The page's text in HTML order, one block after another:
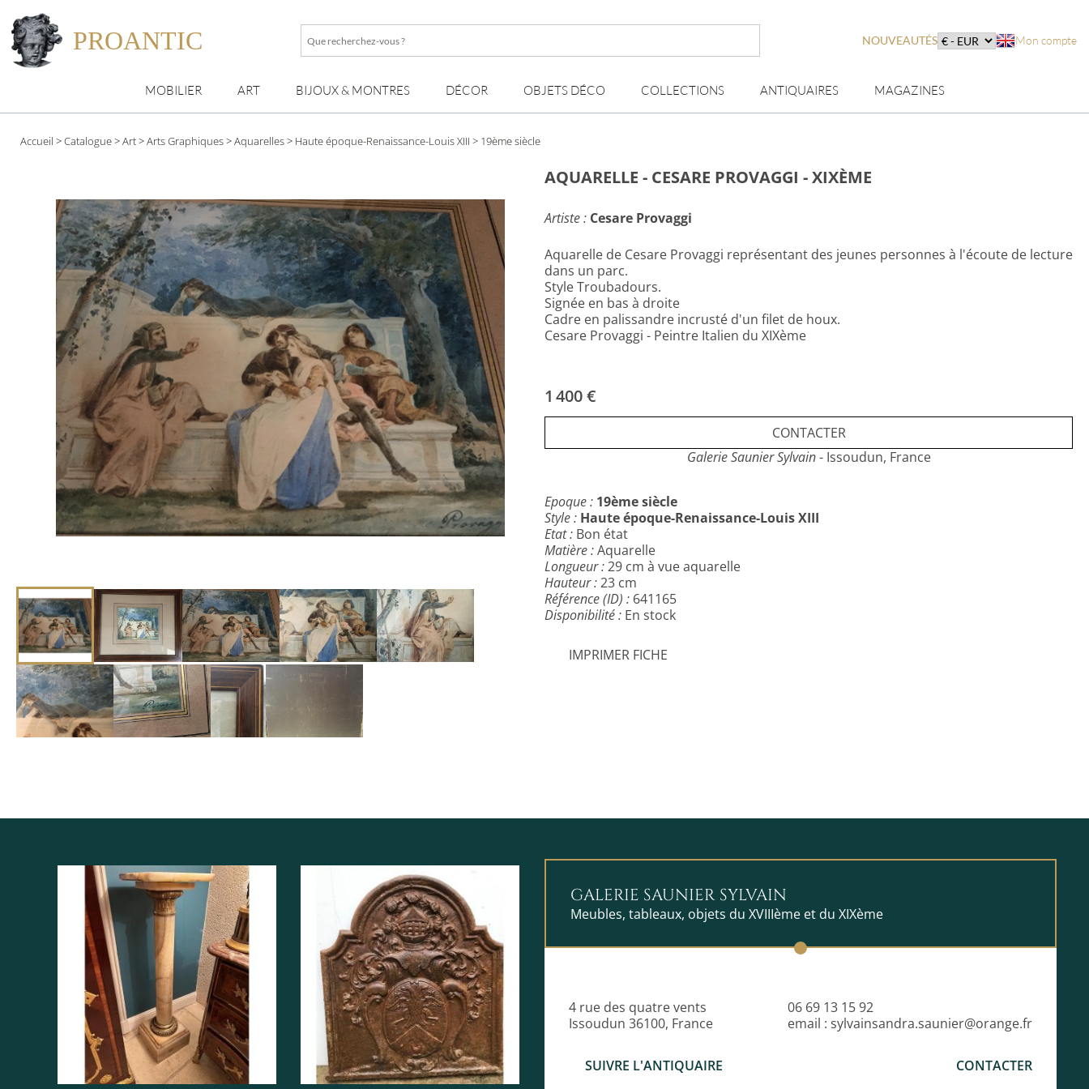
PROANTIC
Que
?
NOUVEAUTÉS Mon compte
MOBILIER ART BIJOUX & MONTRES DÉCOR OBJETS DÉCO COLLECTIONS ANTIQUAIRES MAGAZINES
Accueil >Catalogue>Art>Arts Graphiques>Aquarelles> Haute époque-Renaissance-Louis XIII > 19ème siècle
AQUARELLE - CESARE PROVAGGI - XIXÈME
Artiste : Cesare Provaggi
Aquarelle de Cesare Provaggi représentant des jeunes personnes à l'écoute de lecture
dans un parc.
Style Troubadours.
Signée en bas à droite
Cadre en palissandre incrusté d'un filet de houx.
Cesare Provaggi - Peintre Italien du XIXème
1 400 €
CONTACTER
Galerie Saunier Sylvain- Issoudun, France
Epoque : 19ème siècle
Style : Haute époque-Renaissance-Louis XIII
Etat : Bon état
Matière :Aquarelle
Longueur :29 cm à vue aquarelle
Hauteur :23 cm
Référence (ID) : 641165
Disponibilité : En stock
IMPRIMER FICHE
GALERIE SAUNIER SYLVAIN
Meubles, tableaux, objets du XVIIIème et du XIXème
4 rue des quatre vents
Issoudun 36100, France
06 69 13 15 92
email : sylvainsandra.saunier@orange.fr
SUIVRE L'ANTIQUAIRE CONTACTER